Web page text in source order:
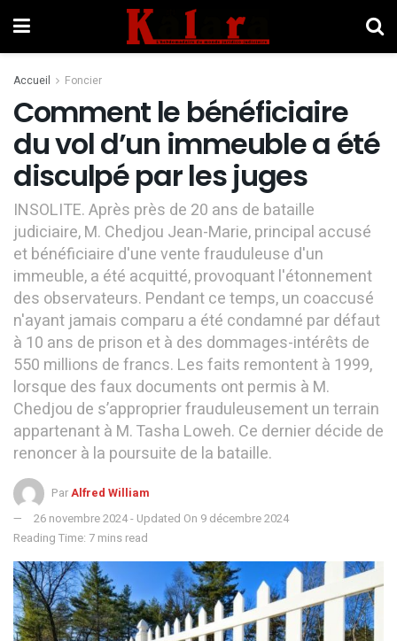
Accueil Foncier
Comment le bénéficiaire
du vol d’un immeuble a été
disculpé par les juges
INSOLITE. Après près de 20 ans de bataille
judiciaire, M. Chedjou Jean-Marie, principal accusé
et bénéficiaire d'une vente frauduleuse d'un
immeuble, a été acquitté, provoquant l'étonnement
des observateurs. Pendant ce temps, un coaccusé
n'ayant jamais comparu a été condamné par défaut
à 10 ans de prison et à des dommages-intérêts de
550 millions de francs. Les faits remontent à 1999,
lorsque des faux documents ont permis à M.
Chedjou de s’approprier frauduleusement un terrain
appartenant à M. Tasha Loweh. Ce dernier décide de
renoncer à la poursuite de la bataille.
ParAlfred William
26 novembre 2024 - Updated On 9 décembre 2024
Reading Time: 7 mins read